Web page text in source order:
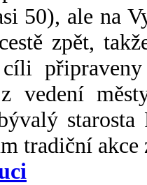
50), ale na
zpět,
vedení
tradiční akce